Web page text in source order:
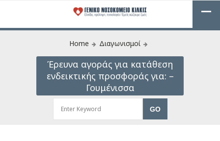
Home Διαγωνισμοί
Έρευνα αγοράς για κατάθεση
ενδεικτικής προσφοράς για: –
Γουμένισσα